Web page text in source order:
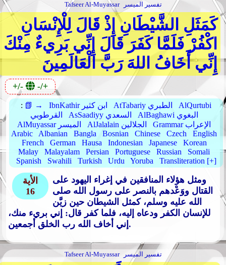
Tafseer Al-Muyassar تفسير الميسر
كَمَثَلِ الشَّيْطَانِ إِذْ قَالَ لِلْإِنْسَانِ
اكْفُرْ فَلَمَّا كَفَرَ قَالَ إِنِّي بَرِيءٌ مِنْكَ
إِنِّي أَخَافُ اللهَ رَبَّ الْعَالَمِينَ
+/- -/+
: 📗 → IbnKathir ابن كثير AtTabariy الطبري
AlQurtubi
القرطوبي
AsSaadiyy السعدي
AlBaghawi البغوي
AlMuyassar الميسر
AlJalalain الجلالين
Grammar الإعراب
Arabic
Albanian Bangla Bosnian Chinese Czech
English
French
German Hausa Indonesian Japanese
Korean
Malay
Malayalam Persian Portuguese Russian
Somali
Spanish
Swahili Turkish Urdu Yoruba Transliteration [+]
الأية
16
ومثل هؤلاء المنافقين في إغراء اليهود على
القتال ووَعْدهم بالنصر على رسول الله صلى
الله عليه وسلم، كمثل الشيطان حين زيَّن
للإنسان الكفر ودعاه إليه، فلما كفر قال: إني بريء منك،
إني أخاف الله رب الخلق أجمعين.
Tafseer Al-Muyassar تفسير الميسر